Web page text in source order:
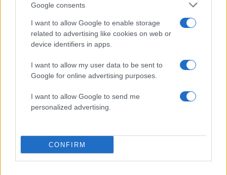
Google consents
I want to allow Google to enable storage
related to advertising like cookies on web or
device identifiers in apps.
I want to allow my user data to be sent to
Google for online advertising purposes.
I want to allow Google to send me
personalized advertising.
CONFIRM
Σχόλια
Σχολίασε εδώ
50 /50
2000 /2000